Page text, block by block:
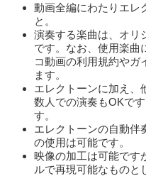
動画全編にわたりエレ
と。
演奏する楽曲は、オリ
です。なお、使用楽曲
コ動画の利用規約やガ
ます。
エレクトーンに加え、
数人での演奏もOKで
す。
エレクトーンの自動伴
の使用は可能です。
映像の加工は可能です
ルで再現可能なものと